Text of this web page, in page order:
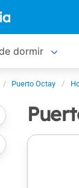
dormir
Puerto Octay